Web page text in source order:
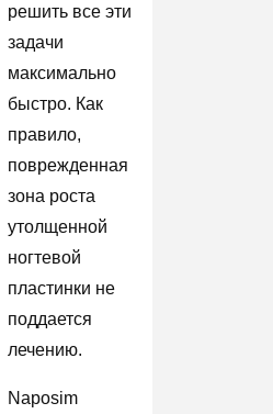
решить все эти
задачи
максимально
быстро. Как
правило,
поврежденная
зона роста
утолщенной
ногтевой
пластинки не
поддается
лечению.
Naposim